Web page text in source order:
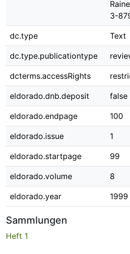
3-
dc.type Text
dc.type.publicationtype
dcterms.accessRights
eldorado.dnb.deposit false
eldorado.endpage 100
eldorado.issue 1
eldorado.startpage 99
eldorado.volume 8
eldorado.year 1999
Sammlungen
Heft 1